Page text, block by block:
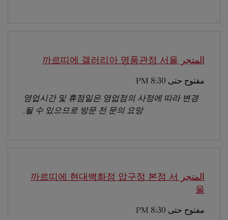
المتجر 까르띠에 갤러리아 명품관점 서울
مفتوح حتى 8:30 PM
영업시간 및 휴점일은 영업점의 사정에 따라 변경
될 수 있으므로 방문 전 문의 요망.
المتجر 까르띠에 현대백화점 압구정 본점 서
울
مفتوح حتى 8:30 PM